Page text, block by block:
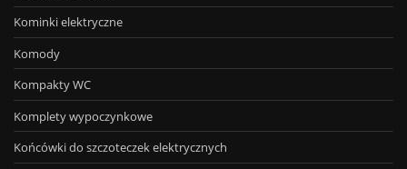
Kominki elektryczne
Komody
Kompakty WC
Komplety wypoczynkowe
Końcówki do szczoteczek elektrycznych